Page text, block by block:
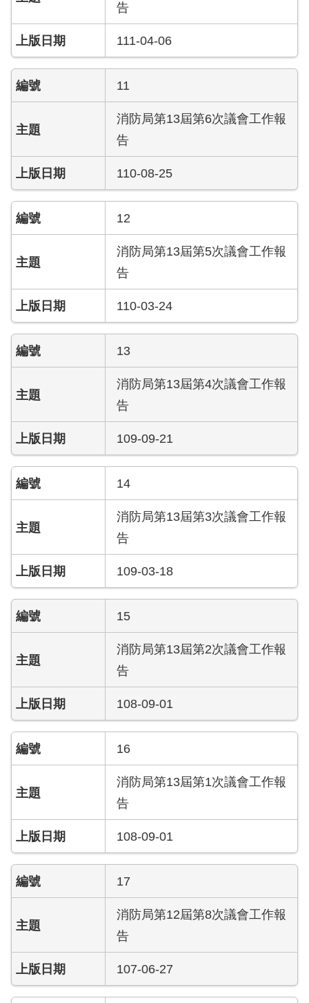
區
性
別
流
專
區
請
案
件
火
災
搶
救
困
難
區、
防
通
相
關
料
跑
馬
燈
員
專
網
站
覽
回
頁
English
常
見
答
陳
系
告
111-04-06
11
消防局第13屆第6次議會工作報
告
110-08-25
12
消防局第13屆第5次議會工作報
告
110-03-24
13
消防局第13屆第4次議會工作報
告
109-09-21
14
消防局第13屆第3次議會工作報
告
109-03-18
15
消防局第13屆第2次議會工作報
告
108-09-01
16
消防局第13屆第1次議會工作報
告
108-09-01
17
消防局第12屆第8次議會工作報
告
107-06-27